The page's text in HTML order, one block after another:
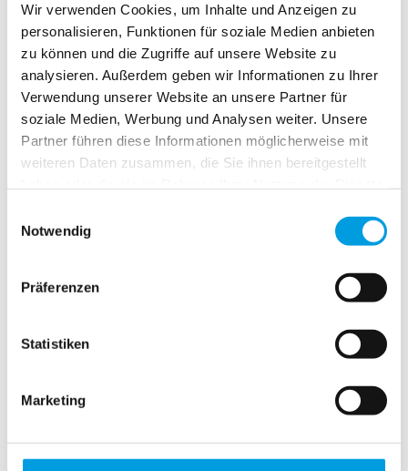
Wir verwenden Cookies, um Inhalte und Anzeigen zu
personalisieren, Funktionen für soziale Medien anbieten
zu können und die Zugriffe auf unsere Website zu
analysieren. Außerdem geben wir Informationen zu Ihrer
Verwendung unserer Website an unsere Partner für
soziale Medien, Werbung und Analysen weiter. Unsere
Partner führen diese Informationen möglicherweise mit
weiteren Daten zusammen, die Sie ihnen bereitgestellt
Notwendig
Präferenzen
Statistiken
Marketing
uns ganz neue Möglichkeiten. Optimale Abläufe
erlauben uns produktiver und qualitätsbewusster zu
arbeiten. Innovation sowohl in den einzelnen
Prozessen wie auch bei der Produktentwicklung stellt
die Firma Veigel auf ganz neue Beine und wird unsere
Zukunft maßgeblich beeinflussen.
Auch wenn es sich „nur“ um ein Fabrikgebäude
handelt, das Äußere, die Architektur beeindruckt schon
fortsetzen. Der Kunde wird sich wohlfühlen und freut
Als familiengeführtes Unternehmen treten wir den
Räumlichkeiten und Arbeitsplätzen.